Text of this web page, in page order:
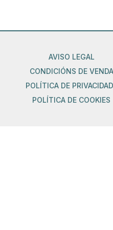
AVISO LEGAL
CONDICIÓNS DE VENDA
POLÍTICA DE
POLÍTICA DE COOKIES